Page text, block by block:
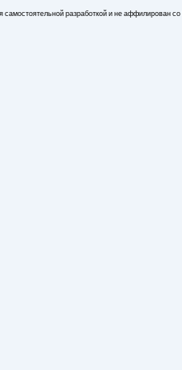
самостоятельной разработкой и не аффилирован